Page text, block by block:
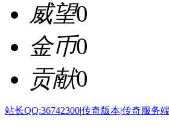
威望0
金币0
贡献0
站长QQ:36742300|传奇版本|传奇服务